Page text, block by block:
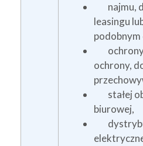
najmu,
leasingu
ochrony
ochrony,
stałej
biurowej,